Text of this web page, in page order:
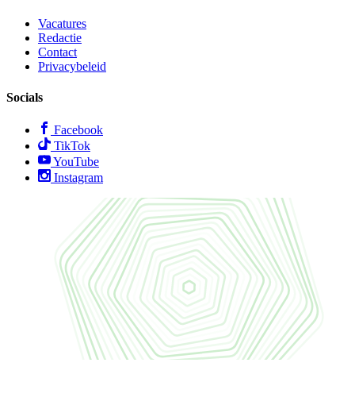
Vacatures
Redactie
Contact
Privacybeleid
Socials
Facebook
TikTok
YouTube
Instagram